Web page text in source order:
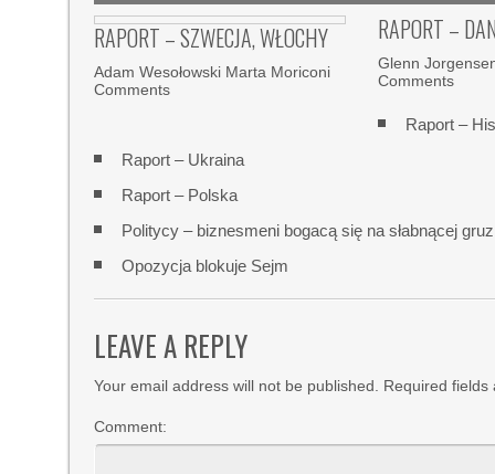
RAPORT – SZWECJA, WŁOCHY
Adam Wesołowski Marta Moriconi
Comments
RAPORT –
Glenn
Comments
Raport –
Raport – Ukraina
Raport – Polska
Politycy – biznesmeni bogacą się na słabnącej
Opozycja blokuje Sejm
LEAVE A REPLY
Your email address will not be published. Required fields
Comment: